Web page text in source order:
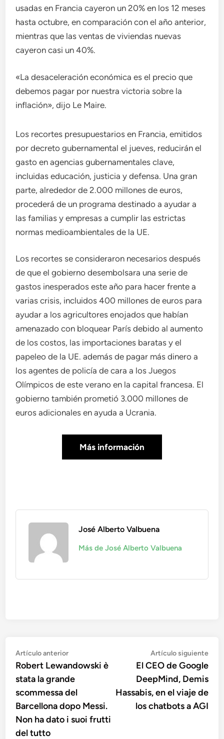
usadas en Francia cayeron un 20% en los 12 meses
hasta octubre, en comparación con el año anterior,
mientras que las ventas de viviendas nuevas
cayeron casi un 40%.
«La desaceleración económica es el precio que
debemos pagar por nuestra victoria sobre la
inflación», dijo Le Maire.
Los recortes presupuestarios en Francia, emitidos
por decreto gubernamental el jueves, reducirán el
gasto en agencias gubernamentales clave,
incluidas educación, justicia y defensa. Una gran
parte, alrededor de 2.000 millones de euros,
procederá de un programa destinado a ayudar a
las familias y empresas a cumplir las estrictas
normas medioambientales de la UE.
Los recortes se consideraron necesarios después
de que el gobierno desembolsara una serie de
gastos inesperados este año para hacer frente a
varias crisis, incluidos 400 millones de euros para
ayudar a los agricultores enojados que habían
amenazado con bloquear París debido al aumento
de los costos, las importaciones baratas y el
papeleo de la UE. además de pagar más dinero a
los agentes de policía de cara a los Juegos
Olímpicos de este verano en la capital francesa. El
gobierno también prometió 3.000 millones de
euros adicionales en ayuda a Ucrania.
Más información
José Alberto Valbuena
Más de José Alberto Valbuena
Navegación
de
entradas
Artículo anteriorArtículo
anterior:
Robert Lewandowski è
stata la grande
scommessa del
Barcellona dopo Messi.
Non ha dato i suoi frutti
del tutto
Artículo siguiente
El CEO de Google
DeepMind, Demis
Hassabis, en el viaje de
los chatbots a AGI